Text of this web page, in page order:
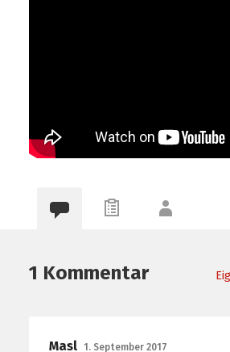
1 Kommentar
Masl 1. September 2017